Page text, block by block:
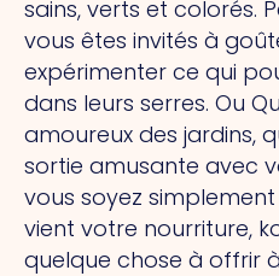
sains, verts et colorés.
vous êtes invités à
expérimenter ce qui
dans leurs serres. Ou
amoureux des jardins,
sortie amusante avec
vous soyez
vient votre nourriture,
quelque chose à offrir